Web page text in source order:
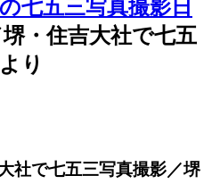
七五三写真撮影日
・住吉大社で七五
り
社で七五三写真撮影／堺